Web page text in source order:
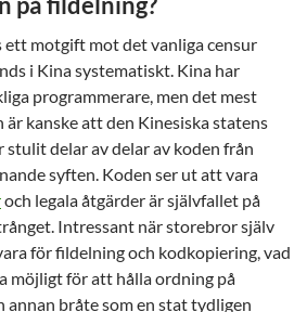
ett motgift mot det vanliga censur
i Kina systematiskt. Kina har
programmerare, men det mest
är kanske att den Kinesiska statens
stulit delar av delar av koden från
syften. Koden ser ut att vara
och legala åtgärder är självfallet på
Intressant när storebror själv
för fildelning och kodkopiering, vad
möjligt för att hålla ordning på
annan bråte som en stat tydligen